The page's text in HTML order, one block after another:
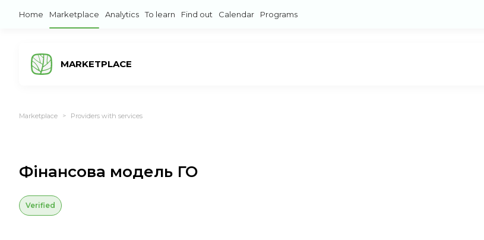
Home Marketplace Analytics To learn Find out Calendar Programs
MARKETPLACE
Marketplace > Providers with services
Фінансова модель ГО
Verified